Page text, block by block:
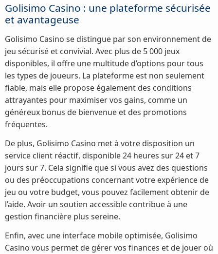
Golisimo Casino : une plateforme sécurisée
et avantageuse
Golisimo Casino se distingue par son environnement de
jeu sécurisé et convivial. Avec plus de 5 000 jeux
disponibles, il offre une multitude d’options pour tous
les types de joueurs. La plateforme est non seulement
fiable, mais elle propose également des conditions
attrayantes pour maximiser vos gains, comme un
généreux bonus de bienvenue et des promotions
fréquentes.
De plus, Golisimo Casino met à votre disposition un
service client réactif, disponible 24 heures sur 24 et 7
jours sur 7. Cela signifie que si vous avez des questions
ou des préoccupations concernant votre expérience de
jeu ou votre budget, vous pouvez facilement obtenir de
l’aide. Avoir un soutien accessible contribue à une
gestion financière plus sereine.
Enfin, avec une interface mobile optimisée, Golisimo
Casino vous permet de gérer vos finances et de jouer où